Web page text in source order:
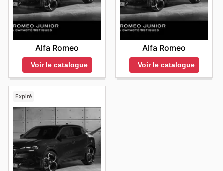
Alfa Romeo
Voir le catalogue
Alfa Romeo
Voir le catalogue
Expiré